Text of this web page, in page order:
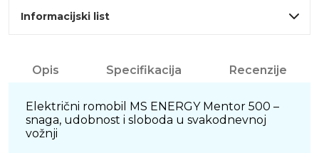
Informacijski list
Opis Specifikacija Recenzije
Električni romobil MS ENERGY Mentor 500 –
snaga, udobnost i sloboda u svakodnevnoj
vožnji